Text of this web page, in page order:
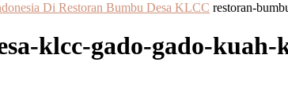
Di Restoran Bumbu Desa KLCC restoran-
klcc-gado-gado-kuah-